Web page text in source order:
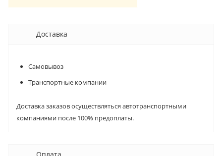
Доставка
Самовывоз
Транспортные компании
Доставка заказов осуществляться автотранспортными
компаниями после 100% предоплаты.
Оплата